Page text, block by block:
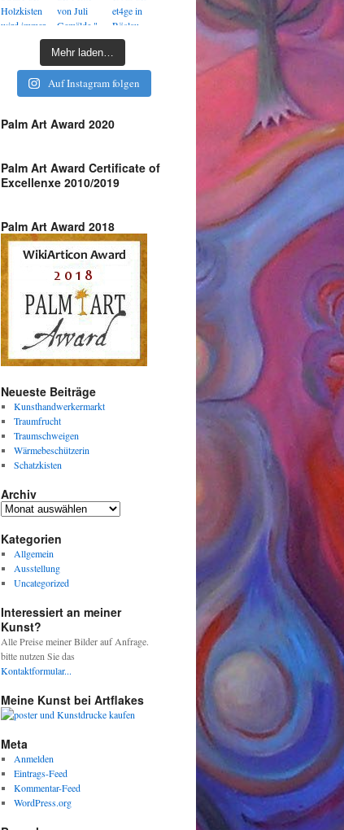
Mehr laden…
Auf Instagram folgen
Palm Art Award 2020
Palm Art Award Certificate of
Excellenxe 2010/2019
Palm Art Award 2018
Neueste Beiträge
Kunsthandwerkermarkt
Traumfrucht
Traumschweigen
Wärmebeschützerin
Schatzkisten
Archiv
Archiv
Kategorien
Allgemein
Ausstellung
Uncategorized
Interessiert an meiner
Kunst?
Alle Preise meiner Bilder auf Anfrage.
bitte nutzen Sie das
Kontaktformular...
Meine Kunst bei Artflakes
Meta
Anmelden
Eintrags-Feed
Kommentar-Feed
WordPress.org